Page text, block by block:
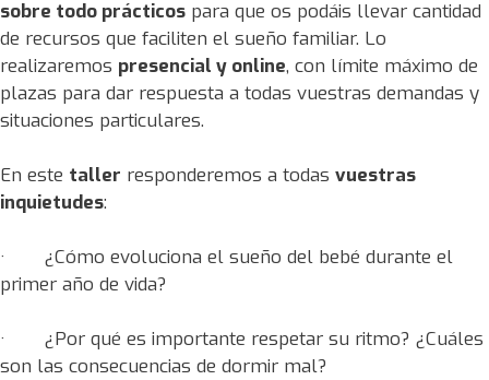
sobre todo prácticos para que os podáis llevar cantidad
de recursos que faciliten el sueño familiar. Lo
realizaremos presencial y online, con límite máximo de
plazas para dar respuesta a todas vuestras demandas y
situaciones particulares.
En este taller responderemos a todas vuestras
inquietudes:
· ¿Cómo evoluciona el sueño del bebé durante el
primer año de vida?
· ¿Por qué es importante respetar su ritmo? ¿Cuáles
son las consecuencias de dormir mal?